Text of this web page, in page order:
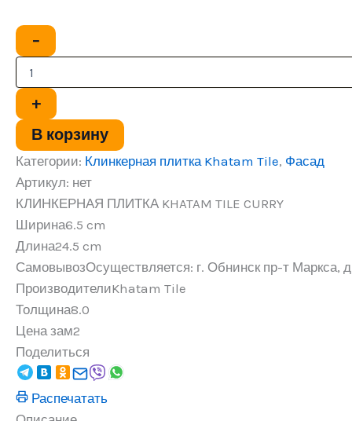
−
Количество
товара
KHATAM
TILE
+
В корзину
Категории: Клинкерная плитка Khatam Tile, Фасад
Артикул: нет
КЛИНКЕРНАЯ ПЛИТКА KHATAM TILE CURRY
Ширина6.5 cm
Длина24.5 cm
СамовывозОсуществляется: г. Обнинск пр-т Маркса,
ПроизводителиKhatam Tile
Толщина8.0
Цена зам2
Поделиться
Распечатать